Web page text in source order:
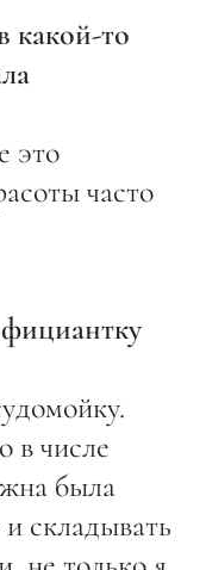
какой-то
это
часто
в числе
была
складывать